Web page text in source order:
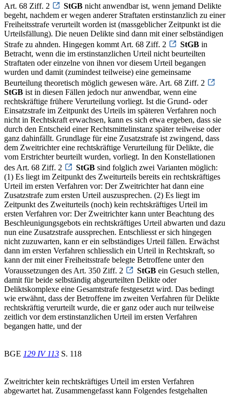
Art. 68 Ziff. 2
StGB nicht anwendbar ist, wenn jemand Delikte
begeht, nachdem er wegen anderer Straftaten erstinstanzlich zu einer
Freiheitsstrafe verurteilt worden ist (massgeblicher Zeitpunkt ist die
Urteilsfällung). Die neuen Delikte sind dann mit einer selbständigen
Strafe zu ahnden. Hingegen kommt Art. 68 Ziff. 2
StGB in
Betracht, wenn die im erstinstanzlichen Urteil nicht beurteilten
Straftaten oder einzelne von ihnen vor diesem Urteil begangen
wurden und damit (zumindest teilweise) eine gemeinsame
Beurteilung theoretisch möglich gewesen wäre. Art. 68 Ziff. 2
StGB ist in diesen Fällen jedoch nur anwendbar, wenn eine
rechtskräftige frühere Verurteilung vorliegt. Ist die Grund- oder
Einsatzstrafe im Zeitpunkt des Urteils im späteren Verfahren noch
nicht in Rechtskraft erwachsen, kann es sich etwa ergeben, dass sie
durch den Entscheid einer Rechtsmittelinstanz später teilweise oder
ganz dahinfällt. Grundlage für eine Zusatzstrafe ist zwingend, dass
dem Zweitrichter eine rechtskräftige Verurteilung für Delikte, die
vom Erstrichter beurteilt wurden, vorliegt. In den Konstellationen
des Art. 68 Ziff. 2
StGB sind folglich zwei Varianten möglich:
(1) Es liegt im Zeitpunkt des Zweiturteils bereits ein rechtskräftiges
Urteil im ersten Verfahren vor: Der Zweitrichter hat dann eine
Zusatzstrafe zum ersten Urteil auszusprechen. (2) Es liegt im
Zeitpunkt des Zweiturteils (noch) kein rechtskräftiges Urteil im
ersten Verfahren vor: Der Zweitrichter kann unter Beachtung des
Beschleunigungsgebots ein rechtskräftiges Urteil abwarten und dazu
nun eine Zusatzstrafe aussprechen. Entschliesst er sich hingegen
nicht zuzuwarten, kann er ein selbständiges Urteil fällen. Erwächst
dann im ersten Verfahren schliesslich ein Urteil in Rechtskraft, so
kann der mit einer Freiheitsstrafe belegte Betroffene unter den
Voraussetzungen des Art. 350 Ziff. 2
StGB ein Gesuch stellen,
damit für beide selbständig abgeurteilten Delikte oder
Deliktskomplexe eine Gesamtstrafe festgesetzt wird. Das bedingt
wie erwähnt, dass der Betroffene im zweiten Verfahren für Delikte
rechtskräftig verurteilt wurde, die er ganz oder auch nur teilweise
zeitlich vor dem erstinstanzlichen Urteil im ersten Verfahren
begangen hatte, und der
BGE 129 IV 113 S. 118
Zweitrichter kein rechtskräftiges Urteil im ersten Verfahren
abgewartet hat. Zusammengefasst kann Folgendes festgehalten